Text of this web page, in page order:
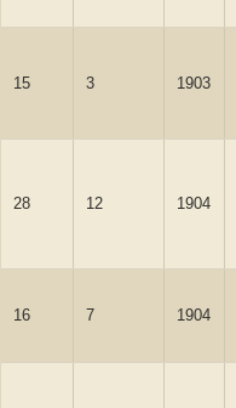
15 3 1903
28 12 1904
16 7 1904